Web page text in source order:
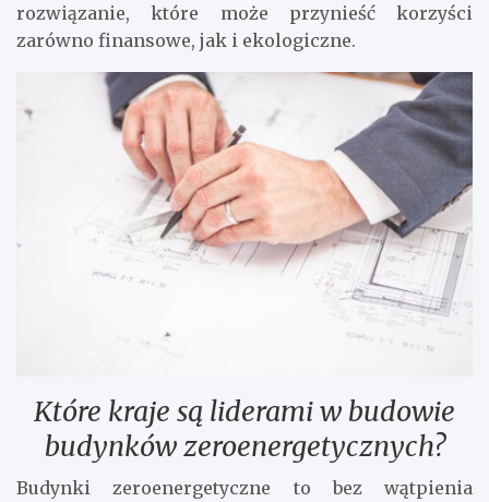
rozwiązanie, które może przynieść korzyści
zarówno finansowe, jak i ekologiczne.
Które kraje są liderami w budowie
budynków zeroenergetycznych?
Budynki zeroenergetyczne to bez wątpienia